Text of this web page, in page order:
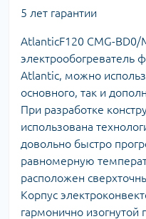
5 лет гарантии
AtlanticF120 CMG-
электрообогреватель
Atlantic, можно
основного, так и
При разработке
использована
довольно быстро
равномерную
расположен
Корпус
гармонично